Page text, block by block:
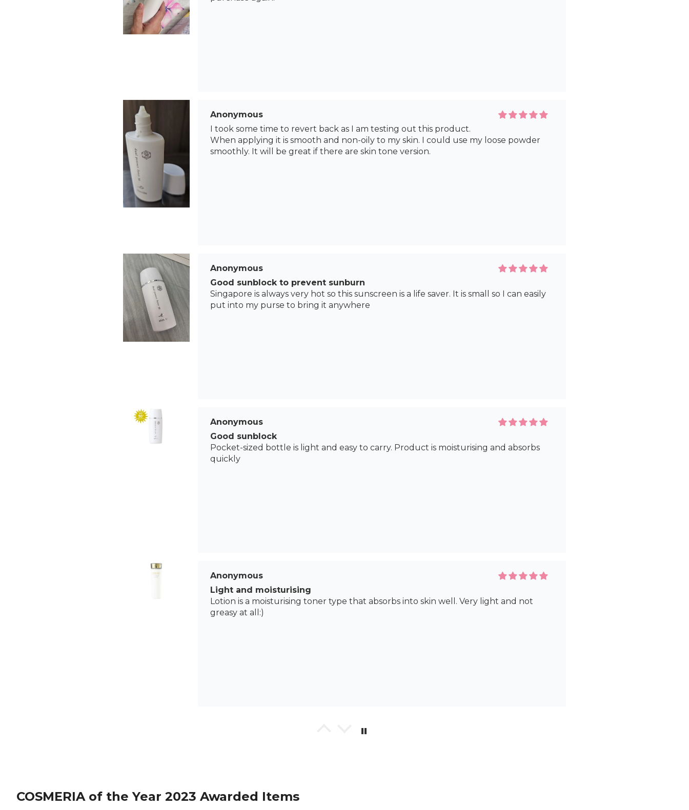
Anonymous
I took some time to revert back as I am testing out this product.
When applying it is smooth and non-oily to my skin. I could use my loose powder
smoothly. It will be great if there are skin tone version.
Anonymous
Good sunblock to prevent sunburn
Singapore is always very hot so this sunscreen is a life saver. It is small so I can easily
put into my purse to bring it anywhere
Anonymous
Good sunblock
Pocket-sized bottle is light and easy to carry. Product is moisturising and absorbs
quickly
Anonymous
Light and moisturising
Lotion is a moisturising toner type that absorbs into skin well. Very light and not
greasy at all:)
หลังจากใช้มาสักพักหน้าไม่แพ้ค่ะ ผิวหน้าใสขึ้น นาทำงานในห้องแอร์เย็นๆ แต่ผิวยังคงชุ่มชื้น ถือว่า
COSMERIA of the Year 2023 Awarded Items